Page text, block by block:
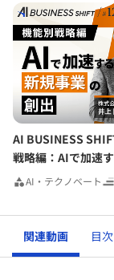
思考過程を意
AI BUSINESS
戦略編：AIで加速
AI・テクノベート
関連動画 目次